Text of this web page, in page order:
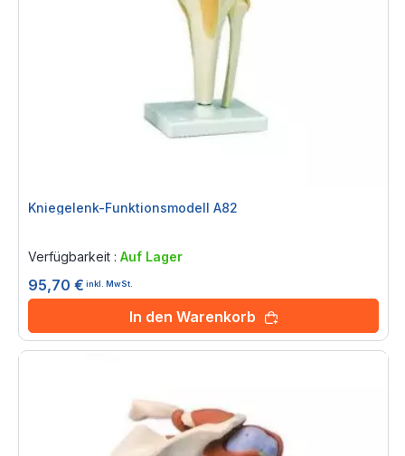
Kniegelenk-Funktionsmodell A82
Verfügbarkeit : Auf Lager
95,70 € inkl. MwSt.
In den Warenkorb